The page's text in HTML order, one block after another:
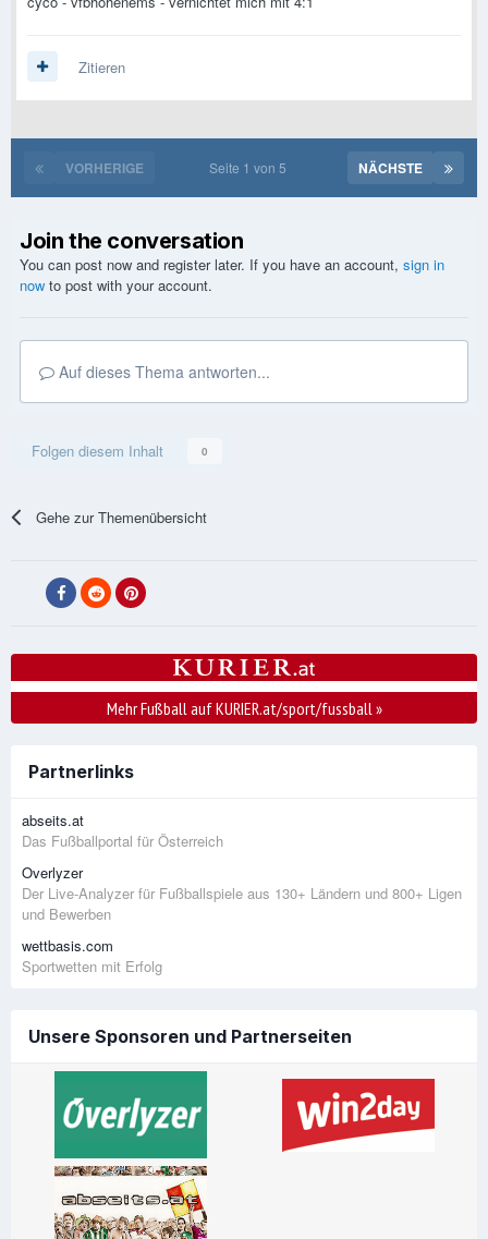
Zitieren
VORHERIGE NÄCHSTE
Seite 1 von 5
Join the conversation
You can post now and register later. If you have an account, sign in
now to post with your account.
Auf dieses Thema antworten...
Folgen diesem Inhalt 0
Gehe zur Themenübersicht
Mehr Fußball auf KURIER.at/sport/fussball »
Partnerlinks
abseits.at
Das Fußballportal für Österreich
Overlyzer
Der Live-Analyzer für Fußballspiele aus 130+ Ländern und 800+ Ligen
und Bewerben
wettbasis.com
Sportwetten mit Erfolg
Unsere Sponsoren und Partnerseiten